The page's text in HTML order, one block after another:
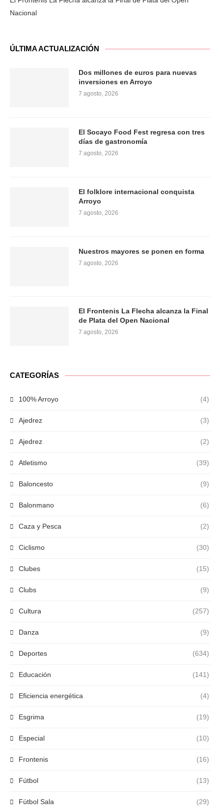
Nacional
ÚLTIMA ACTUALIZACIÓN
Dos millones de euros para nuevas
inversiones en Arroyo
7 agosto, 2026
El Socayo Food Fest regresa con tres
días de gastronomía
7 agosto, 2026
El folklore internacional conquista
Arroyo
7 agosto, 2026
Nuestros mayores se ponen en forma
7 agosto, 2026
El Frontenis La Flecha alcanza la Final
de Plata del Open Nacional
7 agosto, 2026
CATEGORÍAS
100% Arroyo (4)
Ajedrez (3)
Ajedrez (2)
Atletismo (39)
Baloncesto (9)
Balonmano (6)
Caza y Pesca (2)
Ciclismo (30)
Clubes (15)
Clubs (9)
Cultura (257)
Danza (9)
Deportes (634)
Educación (141)
Eficiencia energética (4)
Esgrima (19)
Especial (10)
Frontenis (16)
Fútbol (13)
Fútbol Sala (29)